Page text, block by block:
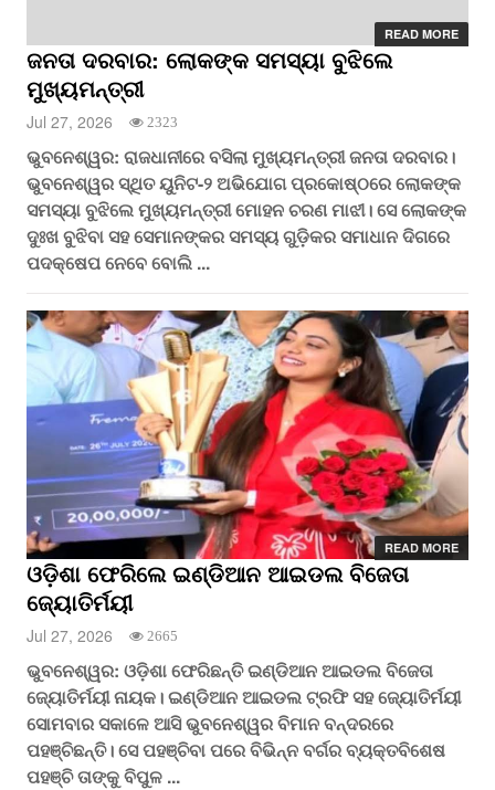
READ MORE
ଜନତା ଦରବାର: ଲୋକଙ୍କ ସମସ୍ୟା ବୁଝିଲେ
ମୁଖ୍ୟମନ୍ତ୍ରୀ
Jul 27, 2026 2323
ଭୁବନେଶ୍ୱର: ରାଜଧାନୀରେ ବସିଲା ମୁଖ୍ୟମନ୍ତ୍ରୀ ଜନତା ଦରବାର।
ଭୁବନେଶ୍ୱର ସ୍ଥିତ ୟୁନିଟ-୨ ଅଭିଯୋଗ ପ୍ରକୋଷ୍ଠରେ ଲୋକଙ୍କ
ସମସ୍ୟା ବୁଝିଲେ ମୁଖ୍ୟମନ୍ତ୍ରୀ ମୋହନ ଚରଣ ମାଝୀ। ସେ ଲୋକଙ୍କ
ଦୁଃଖ ବୁଝିବା ସହ ସେମାନଙ୍କର ସମସ୍ୟ ଗୁଡ଼ିକର ସମାଧାନ ଦିଗରେ
ପଦକ୍ଷେପ ନେବେ ବୋଲି ...
READ MORE
ଓଡ଼ିଶା ଫେରିଲେ ଇଣ୍ଡିଆନ ଆଇଡଲ ବିଜେତା
ଜ୍ୟୋତିର୍ମୟୀ
Jul 27, 2026 2665
ଭୁବନେଶ୍ୱର: ଓଡ଼ିଶା ଫେରିଛନ୍ତି ଇଣ୍ଡିଆନ ଆଇଡଲ ବିଜେତା
ଜ୍ୟୋତିର୍ମୟୀ ନାୟକ। ଇଣ୍ଡିଆନ ଆଇଡଲ ଟ୍ରଫି ସହ ଜ୍ୟୋତିର୍ମୟୀ
ସୋମବାର ସକାଳେ ଆସି ଭୁବନେଶ୍ୱର ବିମାନ ବନ୍ଦରରେ
ପହଞ୍ଚିଛନ୍ତି। ସେ ପହଞ୍ଚିବା ପରେ ବିଭିନ୍ନ ବର୍ଗର ବ୍ୟକ୍ତବିଶେଷ
ପହଞ୍ଚି ତାଙ୍କୁ ବିପୁଳ ...